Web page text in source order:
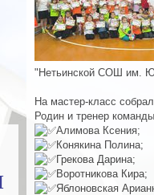
"Нетьинской СОШ им.
На мастер-класс
Родин и тренер
Алимова Ксения;
Конякина Полина;
Грекова Дарина;
Воротникова Кира;
Яблоновская